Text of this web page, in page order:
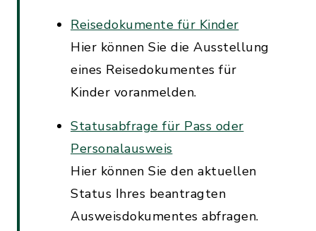
Reisedokumente für Kinder
Hier können Sie die Ausstellung
eines Reisedokumentes für
Kinder voranmelden.
Statusabfrage für Pass oder
Personalausweis
Hier können Sie den aktuellen
Status Ihres beantragten
Ausweisdokumentes abfragen.